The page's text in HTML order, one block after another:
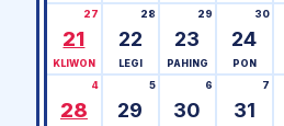
21
27
KLIWON
22
28
LEGI
23
29
PAHING
24
30
PON
28
4
29
5
30
6
31
7